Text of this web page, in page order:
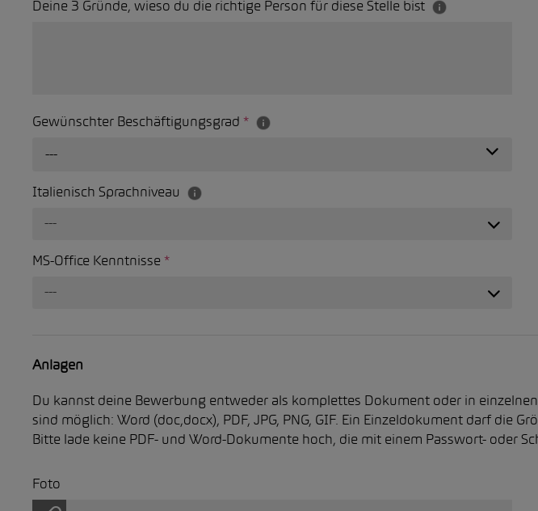
Deine 3 Gründe, wieso du die richtige Person für diese Stelle bist
Gewünschter Beschäftigungsgrad *
---
Italienisch Sprachniveau
---
MS-Office Kenntnisse *
---
Anlagen
Du kannst deine Bewerbung entweder als komplettes Dokument oder in
sind möglich: Word (doc,docx), PDF, JPG, PNG, GIF. Ein Einzeldokument darf die
Bitte lade keine PDF- und Word-Dokumente hoch, die mit einem Passwort- oder
Foto